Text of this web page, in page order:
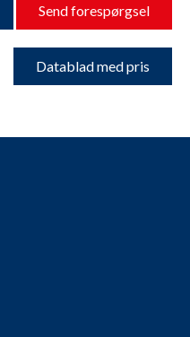
Send forespørgsel
Datablad med pris